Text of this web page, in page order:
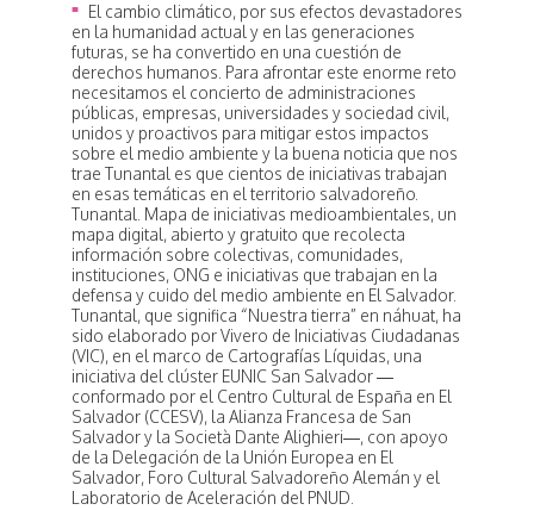
El cambio climático, por sus efectos devastadores
en la humanidad actual y en las generaciones
futuras, se ha convertido en una cuestión de
derechos humanos. Para afrontar este enorme reto
necesitamos el concierto de administraciones
públicas, empresas, universidades y sociedad civil,
unidos y proactivos para mitigar estos impactos
sobre el medio ambiente y la buena noticia que nos
trae Tunantal es que cientos de iniciativas trabajan
en esas temáticas en el territorio salvadoreño.
Tunantal. Mapa de iniciativas medioambientales, un
mapa digital, abierto y gratuito que recolecta
información sobre colectivas, comunidades,
instituciones, ONG e iniciativas que trabajan en la
defensa y cuido del medio ambiente en El Salvador.
Tunantal, que significa “Nuestra tierra” en náhuat, ha
sido elaborado por Vivero de Iniciativas Ciudadanas
(VIC), en el marco de Cartografías Líquidas, una
iniciativa del clúster EUNIC San Salvador —
conformado por el Centro Cultural de España en El
Salvador (CCESV), la Alianza Francesa de San
Salvador y la Società Dante Alighieri—, con apoyo
de la Delegación de la Unión Europea en El
Salvador, Foro Cultural Salvadoreño Alemán y el
Laboratorio de Aceleración del PNUD.